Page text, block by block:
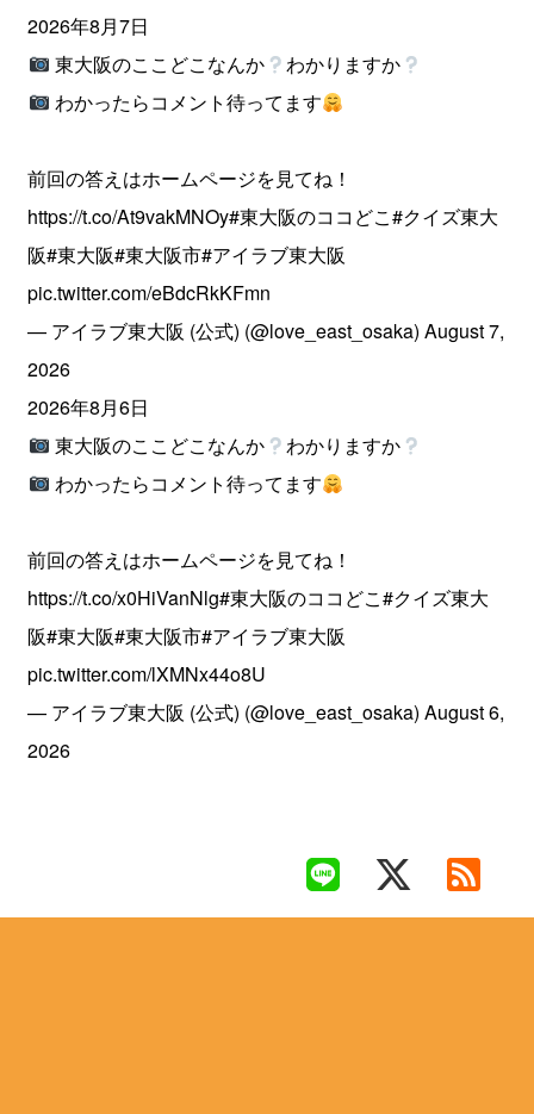
2026年8月7日
東大阪のここどこなんか
わかりますか
わかったらコメント待ってます
前回の答えはホームページを見てね！
https://t.co/At9vakMNOy#東大阪のココどこ#クイズ東大
阪#東大阪#東大阪市#アイラブ東大阪
pic.twitter.com/eBdcRkKFmn
— アイラブ東大阪 (公式) (@love_east_osaka)August 7,
2026
2026年8月6日
東大阪のここどこなんか
わかりますか
わかったらコメント待ってます
前回の答えはホームページを見てね！
https://t.co/x0HiVanNlg#東大阪のココどこ#クイズ東大
阪#東大阪#東大阪市#アイラブ東大阪
pic.twitter.com/lXMNx44o8U
— アイラブ東大阪 (公式) (@love_east_osaka)August 6,
2026